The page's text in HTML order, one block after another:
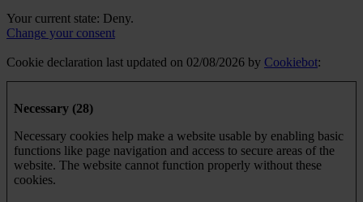
Your current state: Deny.
Change your consent
Cookie declaration last updated on 02/08/2026 by Cookiebot:
Necessary (28)
Necessary cookies help make a website usable by enabling basic
functions like page navigation and access to secure areas of the
website. The website cannot function properly without these
cookies.